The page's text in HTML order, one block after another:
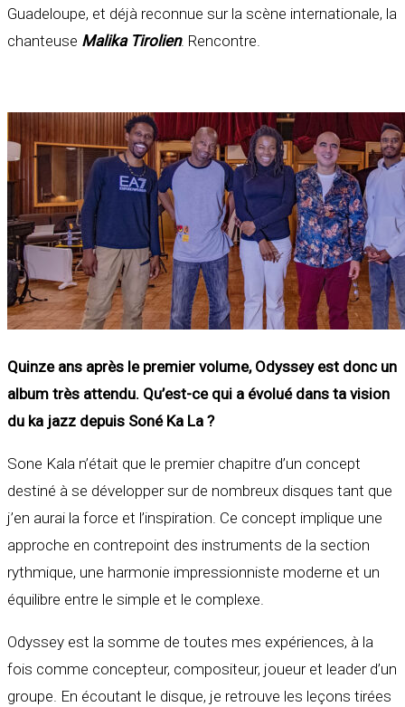
Guadeloupe, et déjà reconnue sur la scène internationale, la
chanteuse Malika Tirolien. Rencontre.
Quinze ans après le premier volume, Odyssey est donc un
album très attendu. Qu’est-ce qui a évolué dans ta vision
du ka jazz depuis Soné Ka La ?
Sone Kala n’était que le premier chapitre d’un concept
destiné à se développer sur de nombreux disques tant que
j’en aurai la force et l’inspiration. Ce concept implique une
approche en contrepoint des instruments de la section
rythmique, une harmonie impressionniste moderne et un
équilibre entre le simple et le complexe.
Odyssey est la somme de toutes mes expériences, à la
fois comme concepteur, compositeur, joueur et leader d’un
groupe. En écoutant le disque, je retrouve les leçons tirées